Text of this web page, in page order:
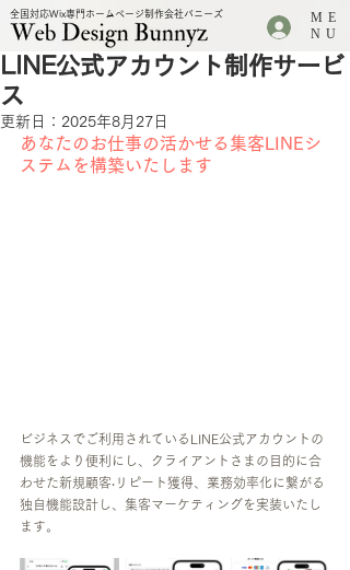
.
全国対応Wix専門ホームページ制作会社バニーズ
ME
NU
LINE公式アカウント制作サービ
ス
更新日： 2025年8月27日
あなたのお仕事の活かせる集客LINEシ
ステムを構築いたします
ビジネスでご利用されているLINE公式アカウントの
機能をより便利にし、クライアントさまの目的に合
わせた新規顧客‧リピート獲得、業務効率化に繋がる
独自機能設計し、集客マーケティングを実装いたし
ます。